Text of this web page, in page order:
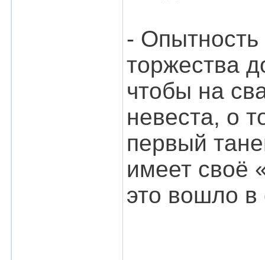
- Опытность
торжества
чтобы на
невеста, о
первый
имеет своё
это вошло